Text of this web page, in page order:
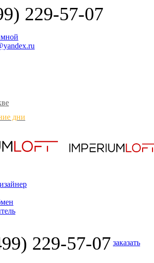
229-57-07
мной
дни
229-57-07 заказать